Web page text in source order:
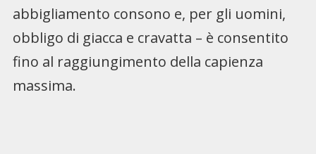
abbigliamento consono e, per gli uomini,
obbligo di giacca e cravatta – è consentito
fino al raggiungimento della capienza
massima.